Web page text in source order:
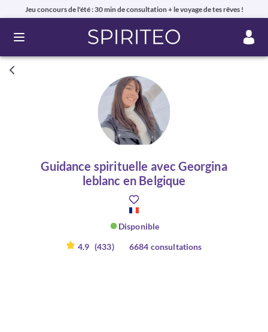
Jeu concours de l'été : 30 min de consultation + le voyage de tes rêves !
Ouvrir le menu
Guidance spirituelle avec Georgina
leblanc en Belgique
Disponible
4.9 (433) 6684 consultations